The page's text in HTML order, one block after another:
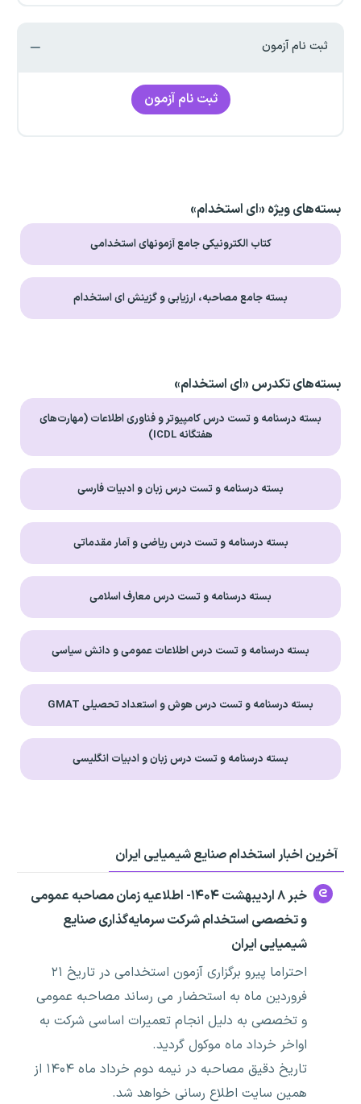
ثبت نام آزمون
ثبت نام آزمون
بسته‌های ویژه «ای استخدام»
کتاب الکترونیکی جامع آزمونهای استخدامی
بسته جامع مصاحبه، ارزیابی و گزینش ای استخدام
بسته‌های تکدرس «ای استخدام»
بسته درسنامه و تست درس کامپیوتر و فناوری اطلاعات (مهارت‌های
هفتگانه ICDL)
بسته درسنامه و تست درس زبان و ادبیات فارسی
بسته درسنامه و تست درس ریاضی و آمار مقدماتی
بسته درسنامه و تست درس معارف اسلامی
بسته درسنامه و تست درس اطلاعات عمومی و دانش سیاسی
بسته درسنامه و تست درس هوش و استعداد تحصیلی GMAT
بسته درسنامه و تست درس زبان و ادبیات انگلیسی
آخرین اخبار استخدام صنایع شیمیایی ایران
خبر ۸ اردیبهشت ۱۴۰۴- اطلاعیه زمان مصاحبه عمومی
و تخصصی استخدام شرکت سرمایه‌گذاری صنایع
شیمیایی ایران
احتراما پیرو برگزاری آزمون استخدامی در تاریخ ۲۱
فروردین ماه به استحضار می رساند مصاحبه عمومی
و تخصصی به دلیل انجام تعمیرات اساسی شرکت به
اواخر خرداد ماه موکول گردید.
تاریخ دقیق مصاحبه در نیمه دوم خرداد ماه ۱۴۰۴ از
همین سایت اطلاع رسانی خواهد شد.